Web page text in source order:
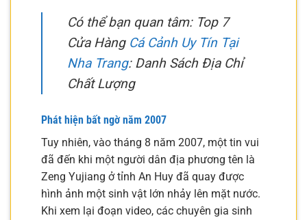
Có thể bạn quan tâm: Top 7
Cửa Hàng Cá Cảnh Uy Tín Tại
Nha Trang: Danh Sách Địa Chỉ
Chất Lượng
Phát hiện bất ngờ năm 2007
Tuy nhiên, vào tháng 8 năm 2007, một tin vui
đã đến khi một người dân địa phương tên là
Zeng Yujiang ở tỉnh An Huy đã quay được
hình ảnh một sinh vật lớn nhảy lên mặt nước.
Khi xem lại đoạn video, các chuyên gia sinh